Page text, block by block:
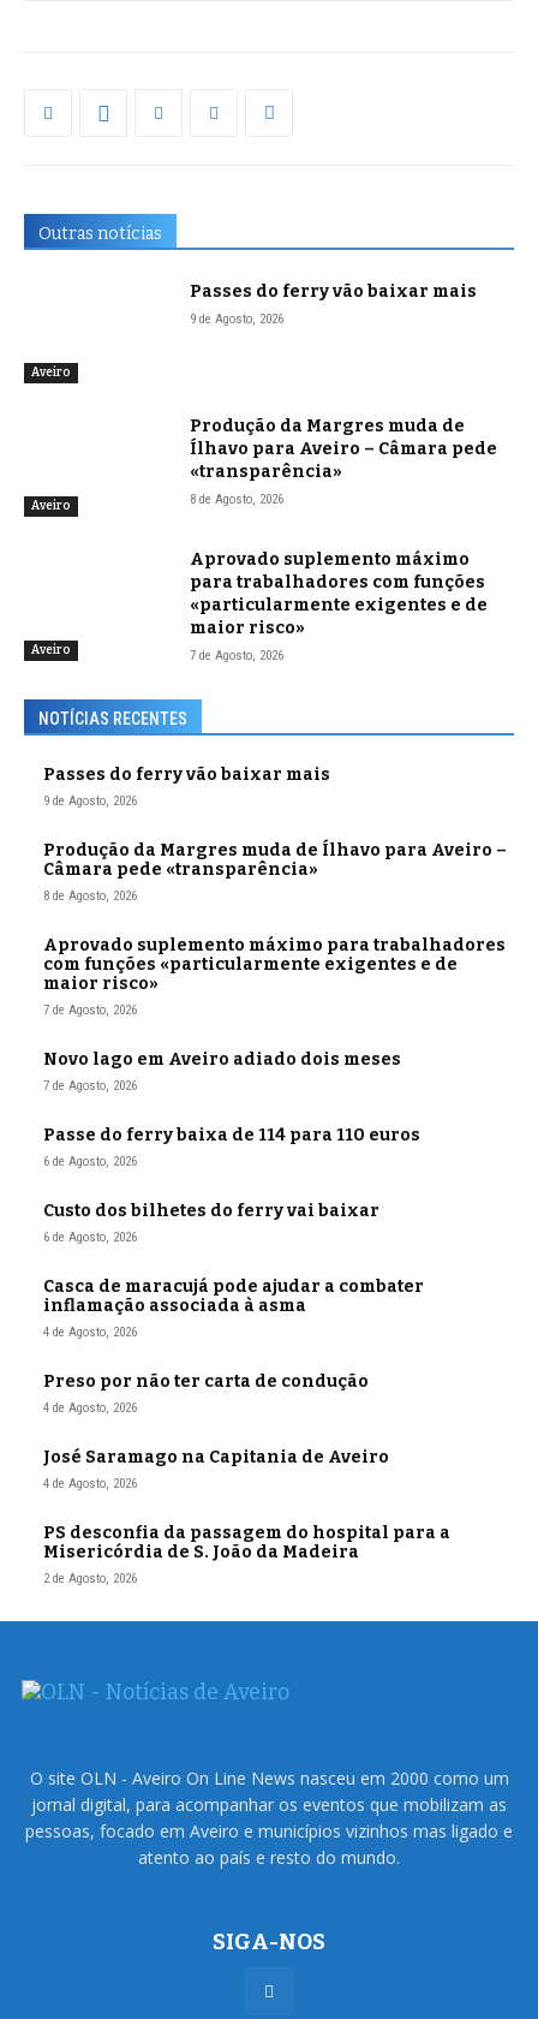
Outras notícias
Aveiro
Passes do ferry vão baixar mais
9 de Agosto, 2026
Aveiro
Produção da Margres muda de
Ílhavo para Aveiro – Câmara pede
«transparência»
8 de Agosto, 2026
Aveiro
Aprovado suplemento máximo
para trabalhadores com funções
«particularmente exigentes e de
maior risco»
7 de Agosto, 2026
NOTÍCIAS RECENTES
Passes do ferry vão baixar mais
9 de Agosto, 2026
Produção da Margres muda de Ílhavo para Aveiro –
Câmara pede «transparência»
8 de Agosto, 2026
Aprovado suplemento máximo para trabalhadores
com funções «particularmente exigentes e de
maior risco»
7 de Agosto, 2026
Novo lago em Aveiro adiado dois meses
7 de Agosto, 2026
Passe do ferry baixa de 114 para 110 euros
6 de Agosto, 2026
Custo dos bilhetes do ferry vai baixar
6 de Agosto, 2026
Casca de maracujá pode ajudar a combater
inflamação associada à asma
4 de Agosto, 2026
Preso por não ter carta de condução
4 de Agosto, 2026
José Saramago na Capitania de Aveiro
4 de Agosto, 2026
PS desconfia da passagem do hospital para a
Misericórdia de S. João da Madeira
2 de Agosto, 2026
O site OLN - Aveiro On Line News nasceu em 2000 como um
jornal digital, para acompanhar os eventos que mobilizam as
pessoas, focado em Aveiro e municípios vizinhos mas ligado e
atento ao país e resto do mundo.
SIGA-NOS